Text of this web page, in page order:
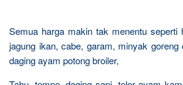
Semua harga makin tak menentu seperti
jagung ikan, cabe, garam, minyak goreng
daging ayam potong broiler,